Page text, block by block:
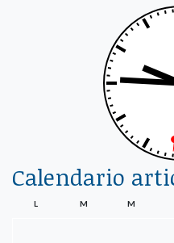
Calendario
L M M